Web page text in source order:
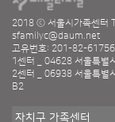
2018 ⓒ 서울시가족센터
sfamilyc@daum.net
고유번호: 201-82-61756
1센터 _ 04628 서울특별
2센터 _ 06938 서울특별
B2